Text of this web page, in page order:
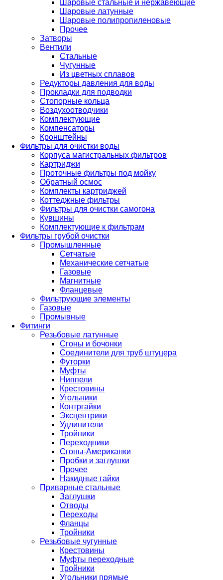
Шаровые стальные и нержавеющие
Шаровые латунные
Шаровые полипропиленовые
Прочее
Затворы
Вентили
Стальные
Чугунные
Из цветных сплавов
Редукторы давления для воды
Прокладки для подводки
Стопорные кольца
Воздухоотводчики
Комплектующие
Компенсаторы
Кронштейны
Фильтры для очистки воды
Корпуса магистральных фильтров
Картриджи
Проточные фильтры под мойку
Обратный осмос
Комплекты картриджей
Коттеджные фильтры
Фильтры для очистки самогона
Кувшины
Комплектующие к фильтрам
Фильтры грубой очистки
Промышленные
Сетчатые
Механические сетчатые
Газовые
Магнитные
Фланцевые
Фильтрующие элементы
Газовые
Промывные
Фитинги
Резьбовые латунные
Сгоны и бочонки
Соединители для труб штуцера
Футорки
Муфты
Ниппели
Крестовины
Угольники
Контргайки
Эксцентрики
Удлинители
Тройники
Переходники
Сгоны-Американки
Пробки и заглушки
Прочее
Накидные гайки
Приварные стальные
Заглушки
Отводы
Переходы
Фланцы
Тройники
Резьбовые чугунные
Крестовины
Муфты переходные
Тройники
Угольники прямые